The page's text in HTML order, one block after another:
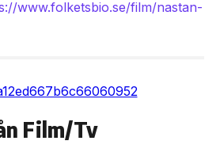
www.folketsbio.se/film/nastan-
Film/Tv